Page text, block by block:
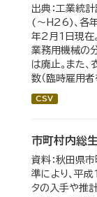
出典：工業統
(～H26)、各
年2月1日現在
業務用機械の
は廃止。また
数（臨時雇用者
CSV
市町村内総
資料：秋田県
準により、平
タの入手や推